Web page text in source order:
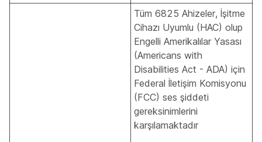
Tüm 6825 Ahizeler, İşitme
Cihazı Uyumlu (HAC) olup
Engelli Amerikalılar Yasası
(Americans with
Disabilities Act - ADA) için
Federal İletişim Komisyonu
(FCC) ses şiddeti
gereksinimlerini
karşılamaktadır